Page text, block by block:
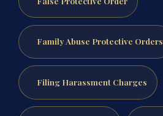
Family Abuse Protective Orders
Filing Harassment Charges